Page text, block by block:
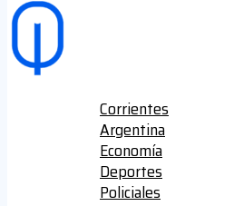
Ir al contenido
Corrientes
Argentina
Economía
Deportes
Policiales
Corrientes